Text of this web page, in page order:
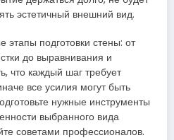
эстетичный внешний вид.
подготовки стены: от
до выравнивания и
что каждый шаг требует
все усилия могут быть
нужные инструменты
выбранного вида
советами профессионалов.